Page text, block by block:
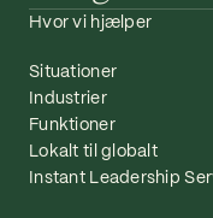
Hvor vi hjælper
Situationer
Industrier
Funktioner
Lokalt til globalt
Instant Leadership